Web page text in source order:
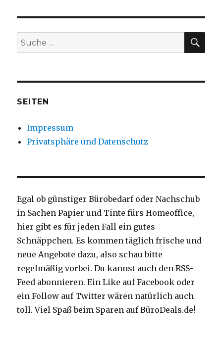
Suche
nach:
SEITEN
Impressum
Privatsphäre und Datenschutz
Egal ob günstiger Bürobedarf oder Nachschub
in Sachen Papier und Tinte fürs Homeoffice,
hier gibt es für jeden Fall ein gutes
Schnäppchen. Es kommen täglich frische und
neue Angebote dazu, also schau bitte
regelmäßig vorbei. Du kannst auch den RSS-
Feed abonnieren. Ein Like auf Facebook oder
ein Follow auf Twitter wären natürlich auch
toll. Viel Spaß beim Sparen auf BüroDeals.de!